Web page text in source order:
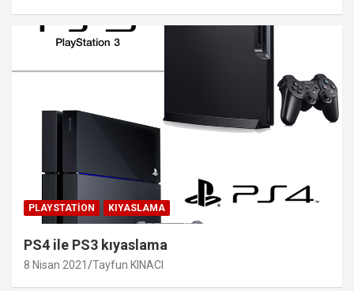
PLAYSTATION KIYASLAMA
PS4 ile PS3 kıyaslama
8 Nisan 2021 Tayfun KINACI